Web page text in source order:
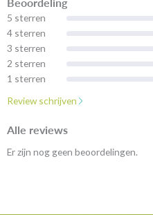
5 sterren
4 sterren
3 sterren
2 sterren
1 sterren
Review schrijven
Alle reviews
Er zijn nog geen beoordelingen.